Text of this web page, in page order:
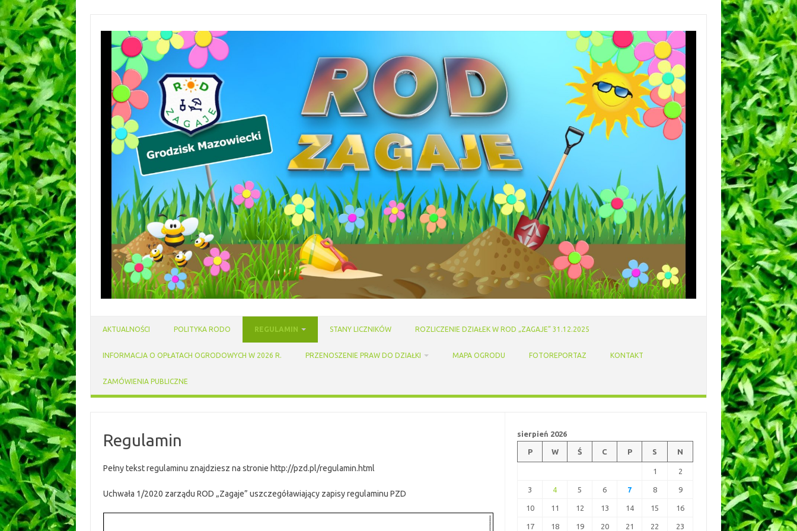
AKTUALNOŚCI POLITYKA RODO REGULAMIN STANY LICZNIKÓW ROZLICZENIE DZIAŁEK W ROD „ZAGAJE” 31.12.2025
INFORMACJA O OPŁATACH OGRODOWYCH W 2026 R. PRZENOSZENIE PRAW DO DZIAŁKI MAPA OGRODU FOTOREPORTAZ KONTAKT
ZAMÓWIENIA PUBLICZNE
Regulamin
Pełny tekst regulaminu znajdziesz na stronie http://pzd.pl/regulamin.html
Uchwała 1/2020 zarządu ROD „Zagaje” uszczegóławiający zapisy regulaminu PZD
sierpień 2026
P W Ś C P S N
1 2
3 4 5 6 7 8 9
10 11 12 13 14 15 16
17 18 19 20 21 22 23